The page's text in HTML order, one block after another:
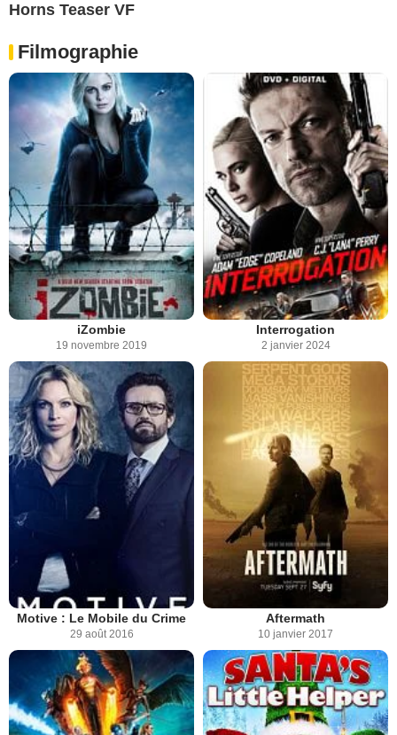
Horns Teaser VF
Filmographie
iZombie
19 novembre 2019
Interrogation
2 janvier 2024
Motive : Le Mobile du Crime
29 août 2016
Aftermath
10 janvier 2017